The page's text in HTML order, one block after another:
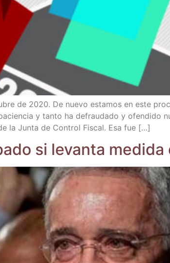
de 2020. De nue­vo esta­mos en este
y tan­to ha defrau­da­do y ofen­di­do
la Jun­ta de Con­trol Fis­cal. Esa fue […]
si levan­ta